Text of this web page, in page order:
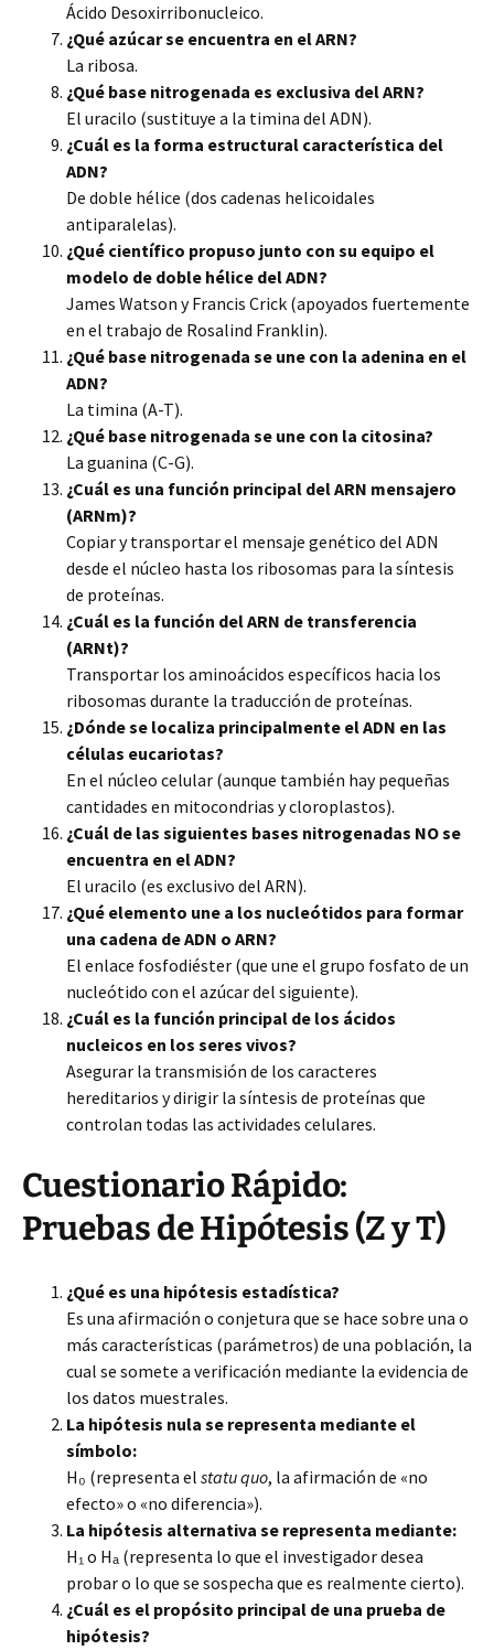
Ácido Desoxirribonucleico.
¿Qué azúcar se encuentra en el ARN?
La ribosa.
¿Qué base nitrogenada es exclusiva del ARN?
El uracilo (sustituye a la timina del ADN).
¿Cuál es la forma estructural característica del
ADN?
De doble hélice (dos cadenas helicoidales
antiparalelas).
¿Qué científico propuso junto con su equipo el
modelo de doble hélice del ADN?
James Watson y Francis Crick (apoyados fuertemente
en el trabajo de Rosalind Franklin).
¿Qué base nitrogenada se une con la adenina en el
ADN?
La timina (A-T).
¿Qué base nitrogenada se une con la citosina?
La guanina (C-G).
¿Cuál es una función principal del ARN mensajero
(ARNm)?
Copiar y transportar el mensaje genético del ADN
desde el núcleo hasta los ribosomas para la síntesis
de proteínas.
¿Cuál es la función del ARN de transferencia
(ARNt)?
Transportar los aminoácidos específicos hacia los
ribosomas durante la traducción de proteínas.
¿Dónde se localiza principalmente el ADN en las
células eucariotas?
En el núcleo celular (aunque también hay pequeñas
cantidades en mitocondrias y cloroplastos).
¿Cuál de las siguientes bases nitrogenadas NO se
encuentra en el ADN?
El uracilo (es exclusivo del ARN).
¿Qué elemento une a los nucleótidos para formar
una cadena de ADN o ARN?
El enlace fosfodiéster (que une el grupo fosfato de un
nucleótido con el azúcar del siguiente).
¿Cuál es la función principal de los ácidos
nucleicos en los seres vivos?
Asegurar la transmisión de los caracteres
hereditarios y dirigir la síntesis de proteínas que
controlan todas las actividades celulares.
Cuestionario Rápido:
Pruebas de Hipótesis (Z y T)
¿Qué es una hipótesis estadística?
Es una afirmación o conjetura que se hace sobre una o
más características (parámetros) de una población, la
cual se somete a verificación mediante la evidencia de
los datos muestrales.
La hipótesis nula se representa mediante el
símbolo:
H₀ (representa el statu quo, la afirmación de «no
efecto» o «no diferencia»).
La hipótesis alternativa se representa mediante:
H₁ o Hₐ (representa lo que el investigador desea
probar o lo que se sospecha que es realmente cierto).
¿Cuál es el propósito principal de una prueba de
hipótesis?